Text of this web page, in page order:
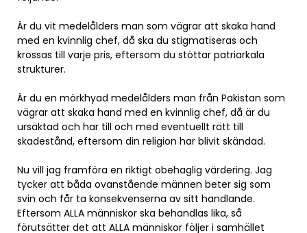
Är du vit medelålders man som vägrar att skaka hand
med en kvinnlig chef, då ska du stigmatiseras och
krossas till varje pris, eftersom du stöttar patriarkala
strukturer.
Är du en mörkhyad medelålders man från Pakistan som
vägrar att skaka hand med en kvinnlig chef, då är du
ursäktad och har till och med eventuellt rätt till
skadestånd, eftersom din religion har blivit skändad.
Nu vill jag framföra en riktigt obehaglig värdering. Jag
tycker att båda ovanstående männen beter sig som
svin och får ta konsekvenserna av sitt handlande.
Eftersom ALLA människor ska behandlas lika, så
förutsätter det att ALLA människor följer i samhället